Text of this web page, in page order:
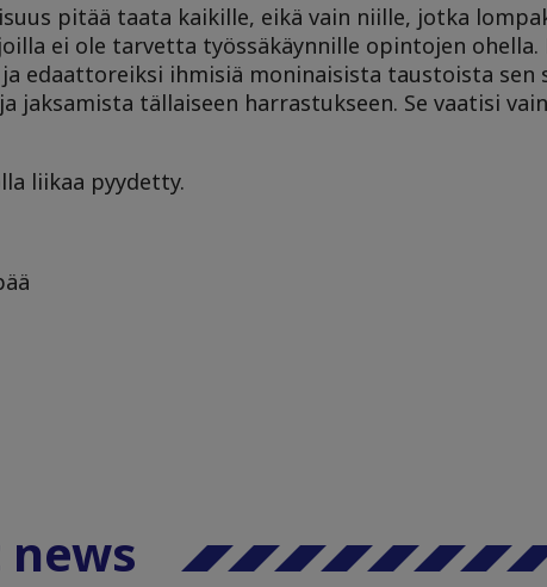
pitää taata kaikille, eikä vain niille, jotka
ei ole tarvetta työssäkäynnille opintojen
edaattoreiksi ihmisiä moninaisista taustoista sen
jaksamista tällaiseen harrastukseen. Se vaatisi
liikaa pyydetty.